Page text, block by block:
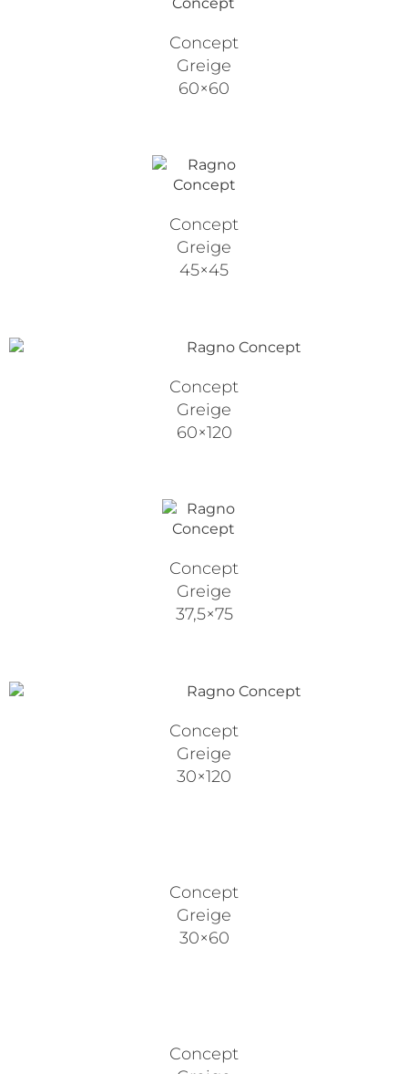
Concept
Greige
60×60
Concept
Greige
45×45
Concept
Greige
60×120
Concept
Greige
37,5×75
Concept
Greige
30×120
Concept
Greige
30×60
Concept